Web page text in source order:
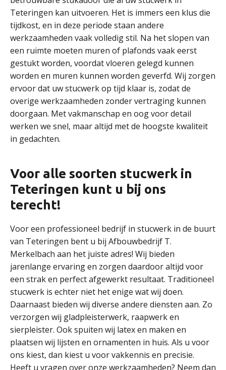
Teteringen kan uitvoeren. Het is immers een klus die
tijdkost, en in deze periode staan andere
werkzaamheden vaak volledig stil. Na het slopen van
een ruimte moeten muren of plafonds vaak eerst
gestukt worden, voordat vloeren gelegd kunnen
worden en muren kunnen worden geverfd. Wij zorgen
ervoor dat uw stucwerk op tijd klaar is, zodat de
overige werkzaamheden zonder vertraging kunnen
doorgaan. Met vakmanschap en oog voor detail
werken we snel, maar altijd met de hoogste kwaliteit
in gedachten.
Voor alle soorten stucwerk in
Teteringen kunt u bij ons
terecht!
Voor een professioneel bedrijf in stucwerk in de buurt
van Teteringen bent u bij Afbouwbedrijf T.
Merkelbach aan het juiste adres! Wij bieden
jarenlange ervaring en zorgen daardoor altijd voor
een strak en perfect afgewerkt resultaat. Traditioneel
stucwerk is echter niet het enige wat wij doen.
Daarnaast bieden wij diverse andere diensten aan. Zo
verzorgen wij gladpleisterwerk, raapwerk en
sierpleister. Ook spuiten wij latex en maken en
plaatsen wij lijsten en ornamenten in huis. Als u voor
ons kiest, dan kiest u voor vakkennis en precisie.
Heeft u vragen over onze werkzaamheden? Neem dan